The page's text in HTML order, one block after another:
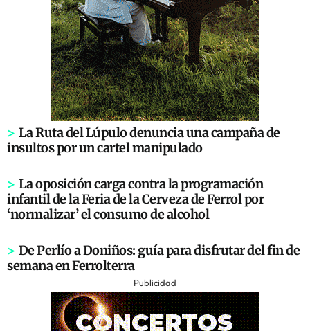
> La Ruta del Lúpulo denuncia una campaña de
insultos por un cartel manipulado
> La oposición carga contra la programación
infantil de la Feria de la Cerveza de Ferrol por
‘normalizar’ el consumo de alcohol
> De Perlío a Doniños: guía para disfrutar del fin de
semana en Ferrolterra
Publicidad